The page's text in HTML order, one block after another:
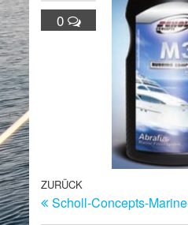
0
Vorheriger
Beitrag
ZURÜCK
Scholl-Concepts-